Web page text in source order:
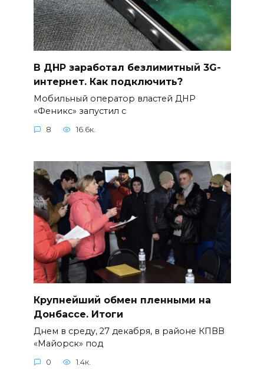
В ДНР заработал безлимитный 3G-
интернет. Как подключить?
Мобильный оператор властей ДНР
«Феникс» запустил с
8 16.6к.
Крупнейший обмен пленными на
Донбассе. Итоги
Днем в среду, 27 декабря, в районе КПВВ
«Майорск» под
0 1.4к.